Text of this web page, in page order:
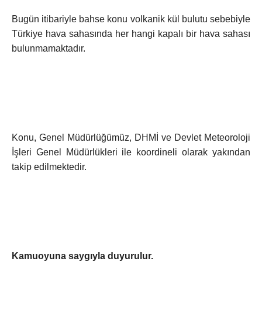
Bugün itibariyle bahse konu volkanik kül bulutu sebebiyle
Türkiye hava sahasında her hangi kapalı bir hava sahası
bulunmamaktadır.
Konu, Genel Müdürlüğümüz, DHMİ ve Devlet Meteoroloji
İşleri Genel Müdürlükleri ile koordineli olarak yakından
takip edilmektedir.
Kamuoyuna saygıyla duyurulur.